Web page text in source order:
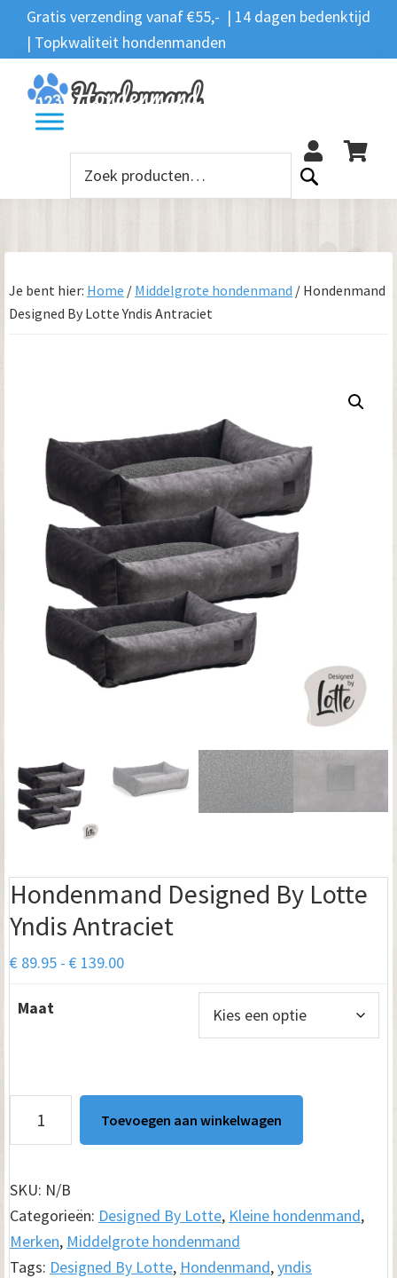
Spring
naar
de
hoofdnavigatie
Door
naar
de
hoofd
inhoud
Spring
naar
de
voettekst
Gratis verzending vanaf €55,- | 14 dagen bedenktijd
| Topkwaliteit hondenmanden
Zoeken
Zoeken
naar:
Je bent hier: Home / Middelgrote hondenmand / Hondenmand
Designed By Lotte Yndis Antraciet
Hondenmand Designed By Lotte
Yndis Antraciet
€ 89.95 - € 139.00Prijsklasse:
Maat
Designed
Lotte
Yndis
Antraciet
aantal
Toevoegen aan winkelwagen
SKU: N/B
Categorieën: Designed By Lotte, Kleine hondenmand,
Merken, Middelgrote hondenmand
Tags: Designed By Lotte, Hondenmand,yndis